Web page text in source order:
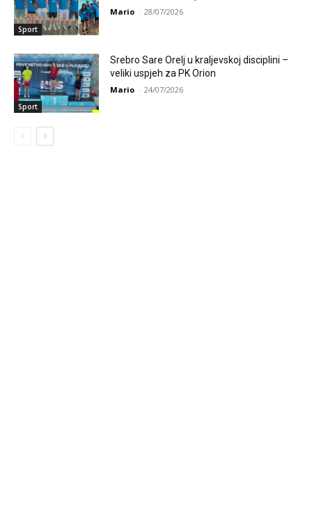
Sport
Mario - 28/07/2026
Sport
Srebro Sare Orelj u kraljevskoj disciplini –
veliki uspjeh za PK Orion
Mario - 24/07/2026